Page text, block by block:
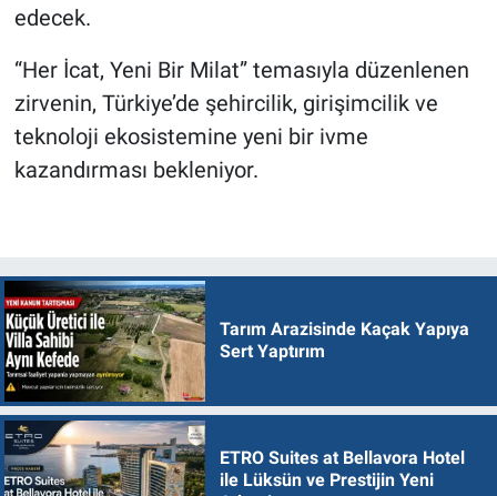
edecek.
“Her İcat, Yeni Bir Milat” temasıyla düzenlenen
zirvenin, Türkiye’de şehircilik, girişimcilik ve
teknoloji ekosistemine yeni bir ivme
kazandırması bekleniyor.
Tarım Arazisinde Kaçak Yapıya
Sert Yaptırım
ETRO Suites at Bellavora Hotel
ile Lüksün ve Prestijin Yeni